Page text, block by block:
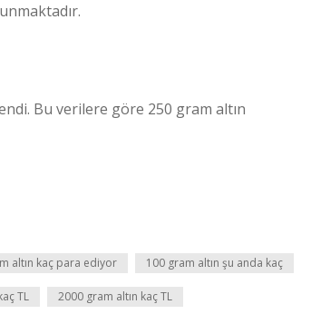
Bu verilere göre 250 gram altın
altın kaç para ediyor 100 gram altın şu anda kaç
TL 2000 gram altın kaç TL